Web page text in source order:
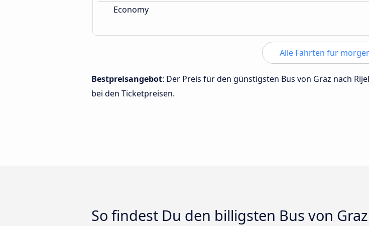
Economy
Alle Fahrten für
Bestpreisangebot: Der Preis für den günstigsten Bus von Graz nach
bei den Ticketpreisen.
So findest Du den billigsten Bus von